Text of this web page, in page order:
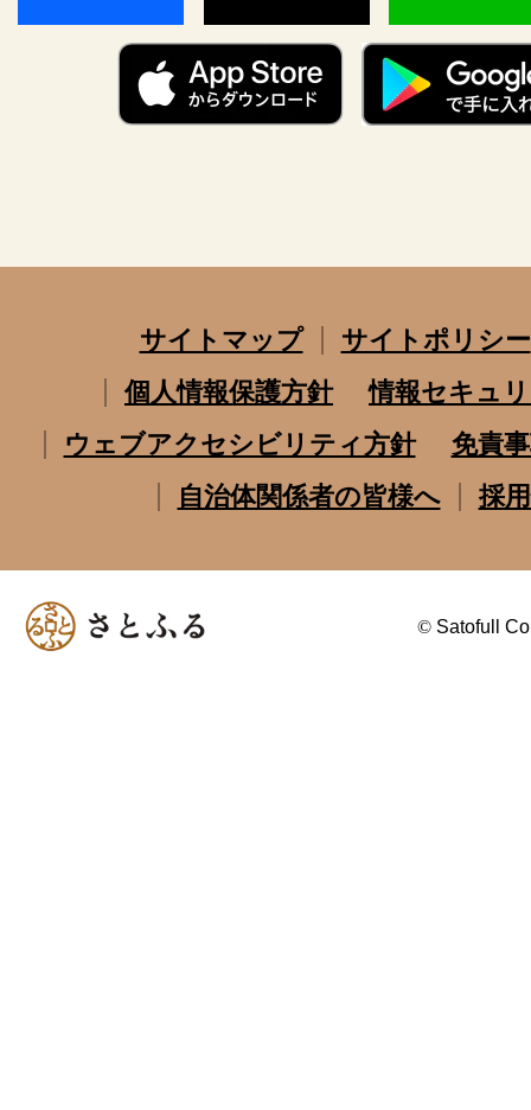
サイトマップ
サイトポリシー
個人情報保護方針
情報セキュ
ウェブアクセシビリティ方針
免責
自治体関係者の皆様へ
採
© Satofull